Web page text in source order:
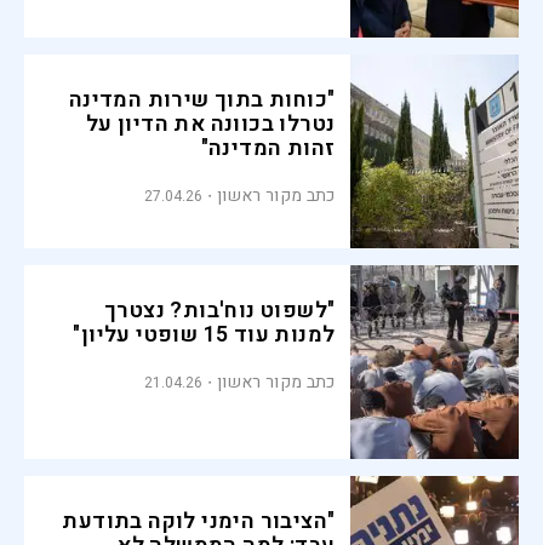
"כוחות בתוך שירות המדינה
נטרלו בכוונה את הדיון על
זהות המדינה"
כתב מקור ראשון 27.04.26
"לשפוט נוח'בות? נצטרך
למנות עוד 15 שופטי עליון"
כתב מקור ראשון 21.04.26
"הציבור הימני לוקה בתודעת